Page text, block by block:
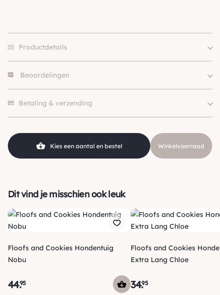
Productdetails
Merk
Kleur
Roze
SKU
Beoordelingen
Betaling & verzending
Kies een aantal en bestel Winkelvoorraad
Dit vind je misschien ook leuk
Floofs and Cookies Hondentuig
Nobu
44.95
Floofs and Cookies
Extra Lang Chloe
34.95